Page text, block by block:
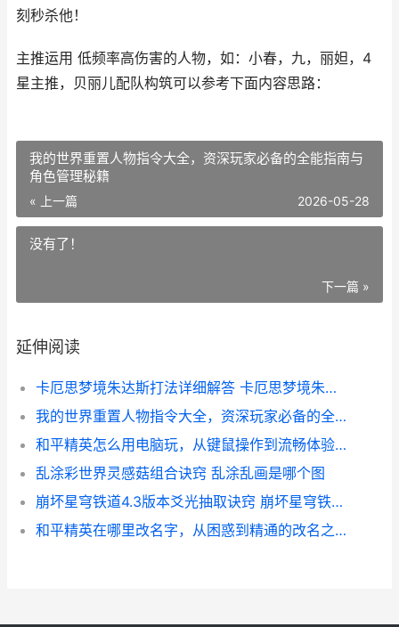
刻秒杀他！
主推运用 低频率高伤害的人物，如：小春，九，丽妲，4
星主推，贝丽儿配队构筑可以参考下面内容思路：
我的世界重置人物指令大全，资深玩家必备的全能指南与
角色管理秘籍
« 上一篇 2026-05-28
没有了！
下一篇 »
延伸阅读
卡厄思梦境朱达斯打法详细解答 卡厄思梦境朱达斯怎么打
我的世界重置人物指令大全，资深玩家必备的全能指南与角色管理秘籍
和平精英怎么用电脑玩，从键鼠操作到流畅体验的完全指南副标题，资深玩家的实战心得分享
乱涂彩世界灵感菇组合诀窍 乱涂乱画是哪个图
崩坏星穹铁道4.3版本爻光抽取诀窍 崩坏星穹铁道4.3角色立绘
和平精英在哪里改名字，从困惑到精通的改名之旅，副标题是探索游戏身份重塑的全路径